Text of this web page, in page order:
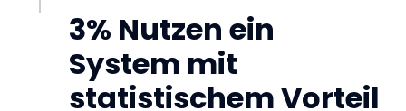
3% Nutzen ein
System mit
statistischem Vorteil